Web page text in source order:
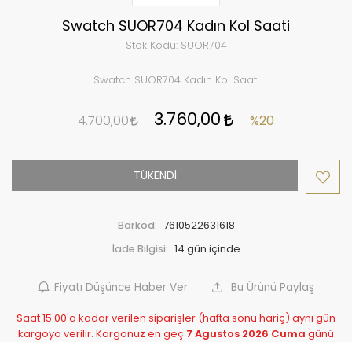
Swatch SUOR704 Kadın Kol Saati
Stok Kodu:SUOR704
Swatch SUOR704 Kadın Kol Saati
4.700,00 3.760,00 %20
TÜKENDİ
Barkod: 7610522631618
İade Bilgisi:
Fiyatı Düşünce Haber Ver Bu Ürünü Paylaş
Saat 15:00'a kadar verilen siparişler (hafta sonu hariç) aynı gün
kargoya verilir. Kargonuz en geç 7 Agustos 2026 Cuma günü